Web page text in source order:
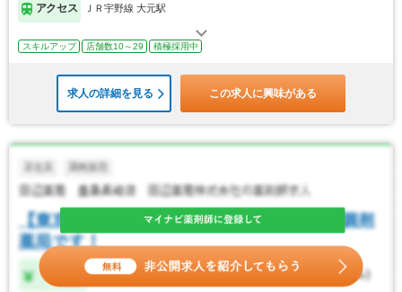
アクセス ＪＲ宇野線 大元駅
スキルアップ 店舗数10～29 積極採用中
求人の詳細を見る この求人に興味がある